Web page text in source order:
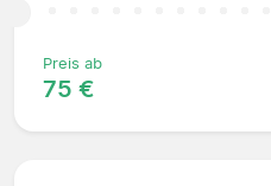
Preis ab
75 €